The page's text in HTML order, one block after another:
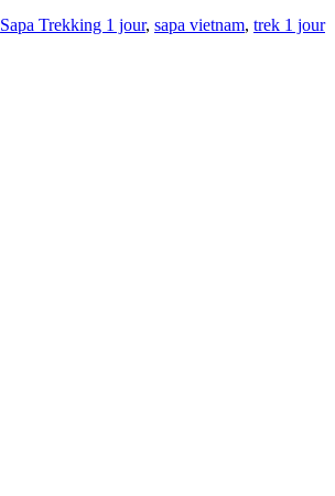
Sapa Trekking 1 jour, sapa vietnam, trek 1 jour